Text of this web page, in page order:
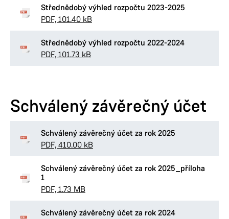
Střednědobý výhled rozpočtu 2023-2025
PDF, 101.40 kB
Střednědobý výhled rozpočtu 2022-2024
PDF, 101.73 kB
Schválený závěrečný účet
Schválený závěrečný účet za rok 2025
PDF, 410.00 kB
Schválený závěrečný účet za rok 2025_příloha
1
PDF, 1.73 MB
Schválený závěrečný účet za rok 2024